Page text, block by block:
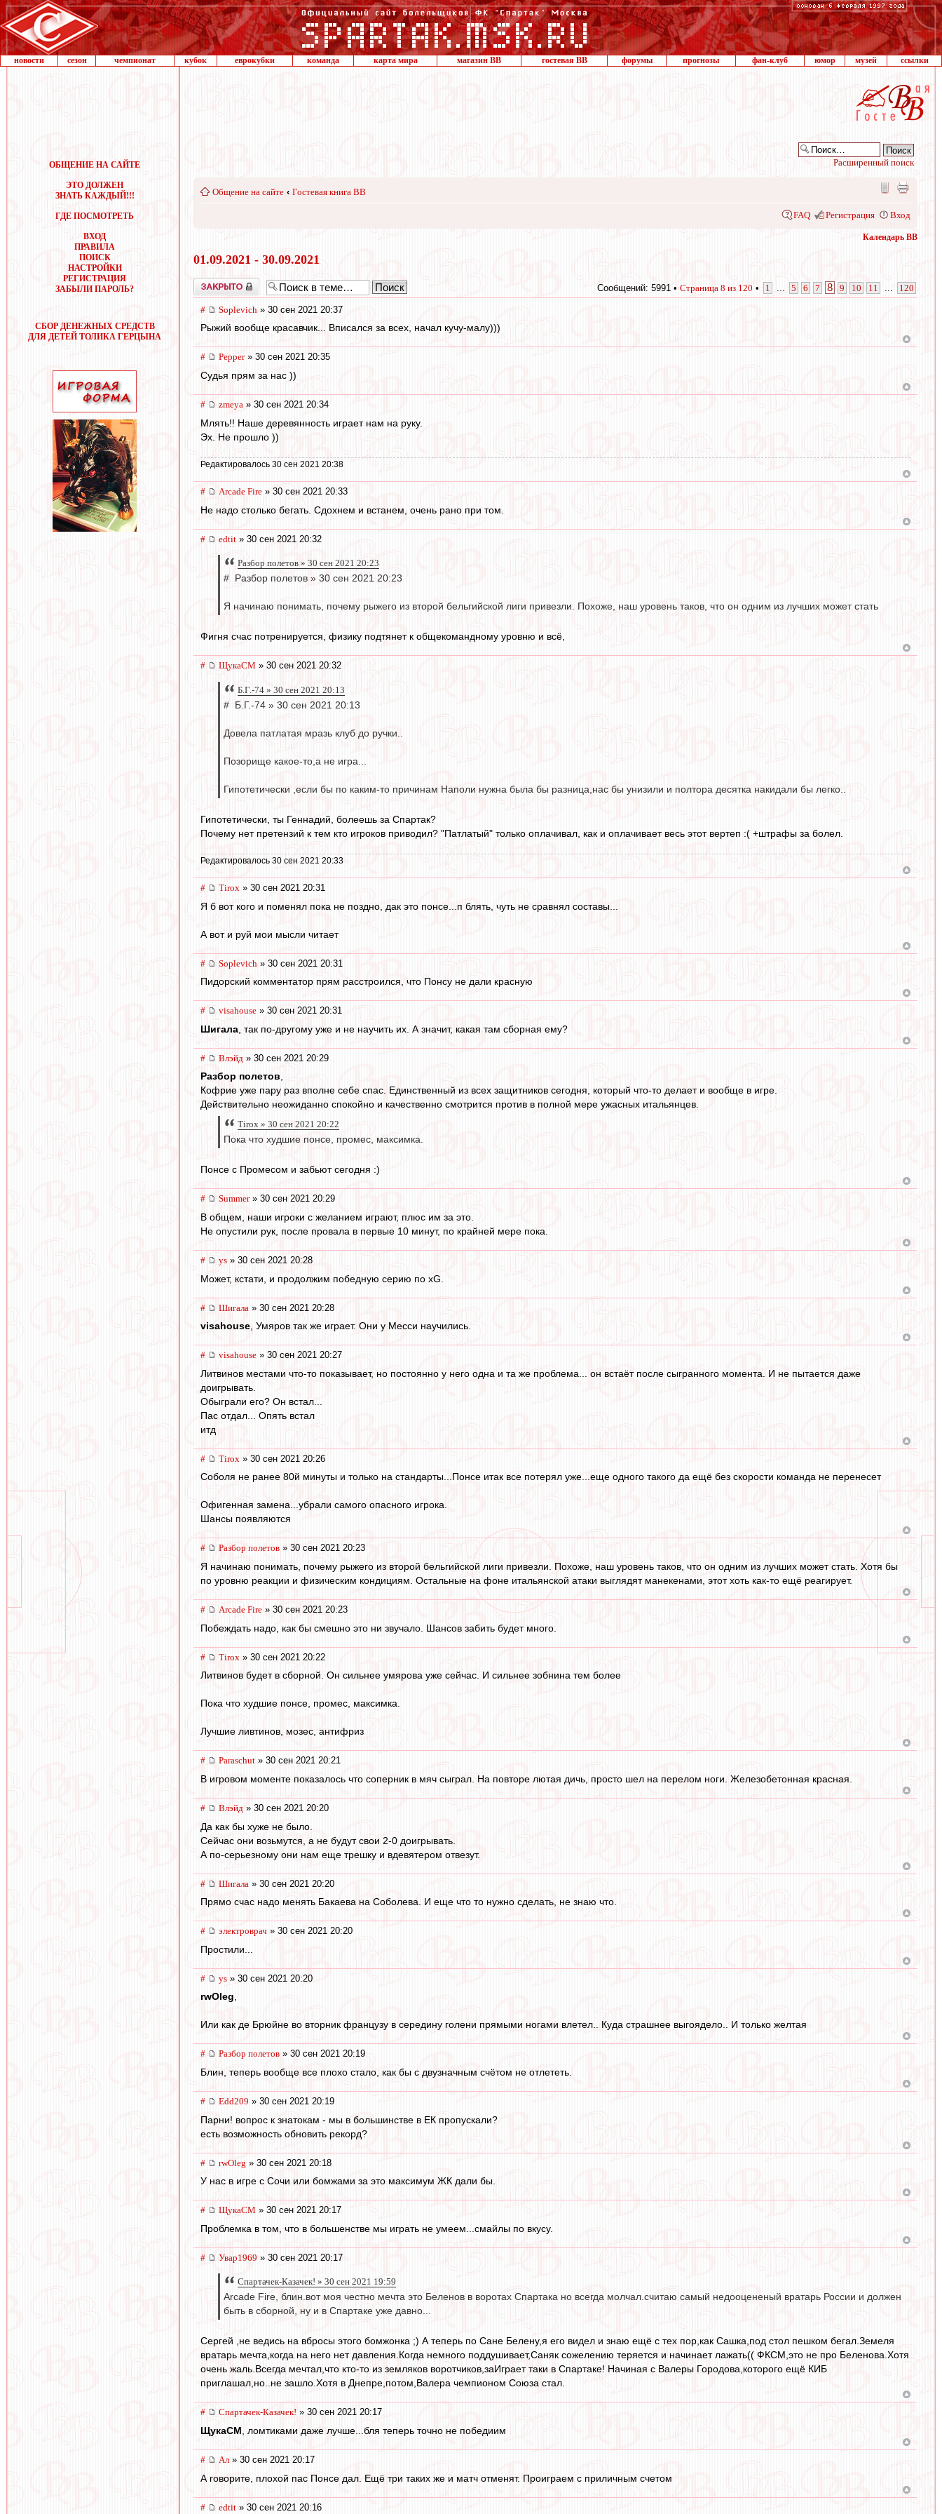
новости сезон чемпионат кубок еврокубки команда карта мира магазин ВВ гостевая ВВ форумы прогнозы фан-клуб юмор музей ссылки
ОБЩЕНИЕ НА САЙТЕ
ЭТО ДОЛЖЕН
ЗНАТЬ КАЖДЫЙ!!!
ГДЕ ПОСМОТРЕТЬ
ВХОД
ПРАВИЛА
ПОИСК
НАСТРОЙКИ
РЕГИСТРАЦИЯ
ЗАБЫЛИ ПАРОЛЬ?
СБОР ДЕНЕЖНЫХ СРЕДСТВ
ДЛЯ ДЕТЕЙ ТОЛИКА ГЕРЦЫНА
Расширенный поиск
Общение на сайте ‹ Гостевая книга ВВ
FAQ Регистрация Вход
Календарь ВВ
01.09.2021 - 30.09.2021
Закрыто Сообщений: 5991 • Страница 8 из 120 • 1 5 6 7 8 9 10 11 120
# Soplevich » 30 сен 2021 20:37
Рыжий вообще красавчик... Вписался за всех, начал кучу-малу)))
# Pepper» 30 сен 2021 20:35
Судья прям за нас ))
# zmeya » 30 сен 2021 20:34
Млять!! Наше деревянность играет нам на руку.
Эх. Не прошло ))
Редактировалось 30 сен 2021 20:38
# Arcade Fire » 30 сен 2021 20:33
Не надо столько бегать. Сдохнем и встанем, очень рано при том.
# edtit » 30 сен 2021 20:32
Разбор полетов » 30 сен 2021 20:23
# Разбор полетов » 30 сен 2021 20:23
Я начинаю понимать, почему рыжего из второй бельгийской лиги привезли. Похоже, наш уровень таков, что он одним из лучших может стать
Фигня счас потренируется, физику подтянет к общекомандному уровню и всё,
# ЩукаСМ » 30 сен 2021 20:32
Б.Г.-74 » 30 сен 2021 20:13
# Б.Г.-74 » 30 сен 2021 20:13
Довела патлатая мразь клуб до ручки..
Позорище какое-то,а не игра...
Гипотетически ,если бы по каким-то причинам Наполи нужна была бы разница,нас бы унизили и полтора десятка накидали бы легко..
Гипотетически, ты Геннадий, болеешь за Спартак?
Почему нет претензий к тем кто игроков приводил? "Патлатый" только оплачивал, как и оплачивает весь этот вертеп :( +штрафы за болел.
Редактировалось 30 сен 2021 20:33
# Tirox » 30 сен 2021 20:31
Я б вот кого и поменял пока не поздно, дак это понсе...п блять, чуть не сравнял составы...
А вот и руй мои мысли читает
# Soplevich » 30 сен 2021 20:31
Пидорский комментатор прям расстроился, что Понсу не дали красную
# visahouse » 30 сен 2021 20:31
Шигала , так по-другому уже и не научить их. А значит, какая там сборная ему?
# Влэйд » 30 сен 2021 20:29
Разбор полетов,
Кофрие уже пару раз вполне себе спас. Единственный из всех защитников сегодня, который что-то делает и вообще в игре.
Действительно неожиданно спокойно и качественно смотрится против в полной мере ужасных итальянцев.
Tirox » 30 сен 2021 20:22
Пока что худшие понсе, промес, максимка.
Понсе с Промесом и забьют сегодня :)
# Summer» 30 сен 2021 20:29
В общем, наши игроки с желанием играют, плюс им за это.
Не опустили рук, после провала в первые 10 минут, по крайней мере пока.
# ys » 30 сен 2021 20:28
Может, кстати, и продолжим победную серию по xG.
# Шигала » 30 сен 2021 20:28
visahouse , Умяров так же играет. Они у Месси научились.
# visahouse » 30 сен 2021 20:27
Литвинов местами что-то показывает, но постоянно у него одна и та же проблема... он встаёт после сыгранного момента. И не пытается даже
доигрывать.
Обыграли его? Он встал...
Пас отдал... Опять встал
итд
# Tirox » 30 сен 2021 20:26
Соболя не ранее 80й минуты и только на стандарты...Понсе итак все потерял уже...еще одного такого да ещё без скорости команда не перенесет
Офигенная замена...убрали самого опасного игрока.
Шансы появляются
# Разбор полетов » 30 сен 2021 20:23
Я начинаю понимать, почему рыжего из второй бельгийской лиги привезли. Похоже, наш уровень таков, что он одним из лучших может стать. Хотя бы
по уровню реакции и физическим кондициям. Остальные на фоне итальянской атаки выглядят манекенами, этот хоть как-то ещё реагирует.
# Arcade Fire » 30 сен 2021 20:23
Побеждать надо, как бы смешно это ни звучало. Шансов забить будет много.
# Tirox » 30 сен 2021 20:22
Литвинов будет в сборной. Он сильнее умярова уже сейчас. И сильнее зобнина тем более
Пока что худшие понсе, промес, максимка.
Лучшие ливтинов, мозес, антифриз
# Paraschut » 30 сен 2021 20:21
В игровом моменте показалось что соперник в мяч сыграл. На повторе лютая дичь, просто шел на перелом ноги. Железобетонная красная.
# Влэйд » 30 сен 2021 20:20
Да как бы хуже не было.
Сейчас они возьмутся, а не будут свои 2-0 доигрывать.
А по-серьезному они нам еще трешку и вдевятером отвезут.
# Шигала » 30 сен 2021 20:20
Прямо счас надо менять Бакаева на Соболева. И еще что то нужно сделать, не знаю что.
# электроврач » 30 сен 2021 20:20
Простили...
# ys » 30 сен 2021 20:20
rwOleg,
Или как де Брюйне во вторник французу в середину голени прямыми ногами влетел.. Куда страшнее выгоядело.. И только желтая
# Разбор полетов » 30 сен 2021 20:19
Блин, теперь вообще все плохо стало, как бы с двузначным счётом не отлететь.
# Edd209 » 30 сен 2021 20:19
Парни! вопрос к знатокам - мы в большинстве в ЕК пропускали?
есть возможность обновить рекорд?
# rwOleg » 30 сен 2021 20:18
У нас в игре с Сочи или бомжами за это максимум ЖК дали бы.
# ЩукаСМ » 30 сен 2021 20:17
Проблемка в том, что в большенстве мы играть не умеем...смайлы по вкусу.
# Увар1969 » 30 сен 2021 20:17
Спартачек-Казачек! » 30 сен 2021 19:59
Arcade Fire, блин.вот моя честно мечта это Беленов в воротах Спартака но всегда молчал.считаю самый недооцененый вратарь России и должен
быть в сборной, ну и в Спартаке уже давно...
Сергей ,не ведись на вбросы этого бомжонка ;) А теперь по Сане Белену,я его видел и знаю ещё с тех пор,как Сашка,под стол пешком бегал.Земеля
вратарь мечта,когда на него нет давления.Когда немного поддушивает,Саняк сожелению теряется и начинает лажать(( ФКСМ,это не про Беленова.Хотя
очень жаль.Всегда мечтал,что кто-то из земляков воротчиков,заИграет таки в Спартаке! Начиная с Валеры Городова,которого ещё КИБ
приглашал,но..не зашло.Хотя в Днепре,потом,Валера чемпионом Союза стал.
# Спартачек-Казачек! » 30 сен 2021 20:17
ЩукаСМ , ломтиками даже лучше...бля теперь точно не победиим
# Ал » 30 сен 2021 20:17
А говорите, плохой пас Понсе дал. Ещё три таких же и матч отменят. Проиграем с приличным счетом
# edtit » 30 сен 2021 20:16